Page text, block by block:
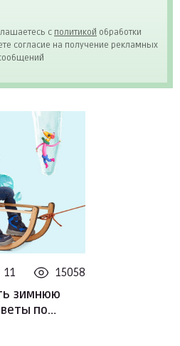
с политикой обработки
согласие на получение рекламных
11
15058
зимнюю
по